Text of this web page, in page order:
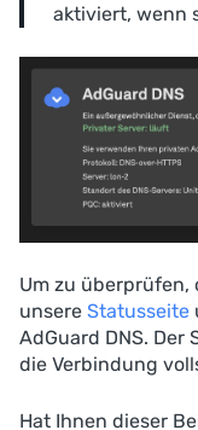
aktiviert, wenn
Um zu überprüfen,
unsere Statusseite
AdGuard DNS. Der
die Verbindung
Hat Ihnen dieser